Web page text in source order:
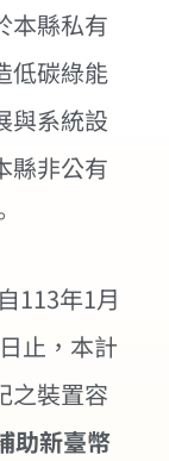
本縣私有
低碳綠能
與系統設
縣非公有
113年1月
止，本計
之裝置容
助新臺幣